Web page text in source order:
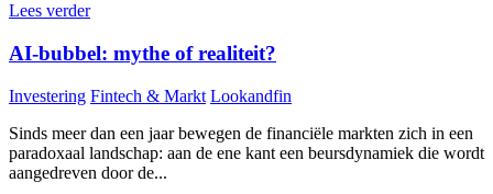
Lees verder
AI-bubbel: mythe of realiteit?
Investering Fintech & Markt Lookandfin
Sinds meer dan een jaar bewegen de financiële markten zich in een
paradoxaal landschap: aan de ene kant een beursdynamiek die wordt
aangedreven door de...